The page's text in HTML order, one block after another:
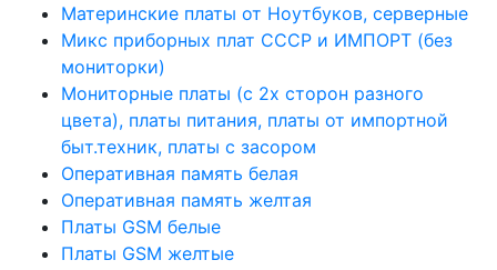
Материнские платы от Ноутбуков, серверные
Микс приборных плат СССР и ИМПОРТ (без
мониторки)
Мониторные платы (с 2х сторон разного
цвета), платы питания, платы от импортной
быт.техник, платы с засором
Оперативная память белая
Оперативная память желтая
Платы GSM белые
Платы GSM желтые